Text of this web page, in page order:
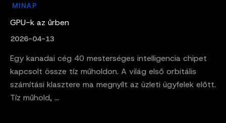
MINAP
GPU-k az űrben
2026-04-13
Egy kanadai cég 40 mesterséges intelligencia chipet
kapcsolt össze tíz műholdon. A világ első orbitális
számítási klasztere ma megnyílt az üzleti ügyfelek előtt.
Tíz műhold, ...